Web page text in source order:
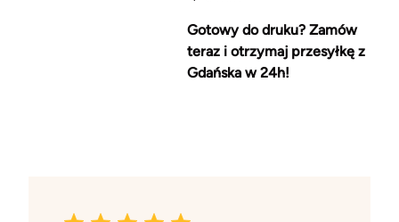
Gotowy do druku? Zamów
teraz i otrzymaj przesyłkę z
Gdańska w 24h!